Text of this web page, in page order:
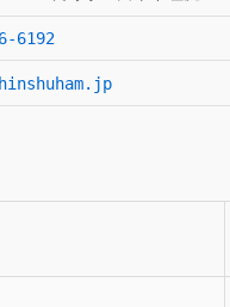
6192